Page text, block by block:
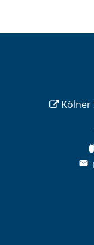
Kölner